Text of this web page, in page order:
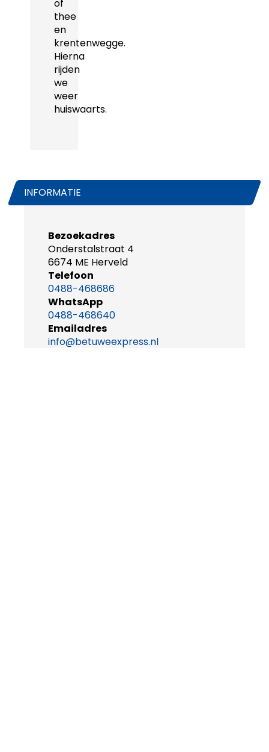
of
thee
en
krentenwegge.
Hierna
rijden
we
weer
huiswaarts.
INFORMATIE
Bezoekadres
Onderstalstraat 4
6674 ME Herveld
Telefoon
0488-468686
WhatsApp
0488-468640
Emailadres
info@betuweexpress.nl